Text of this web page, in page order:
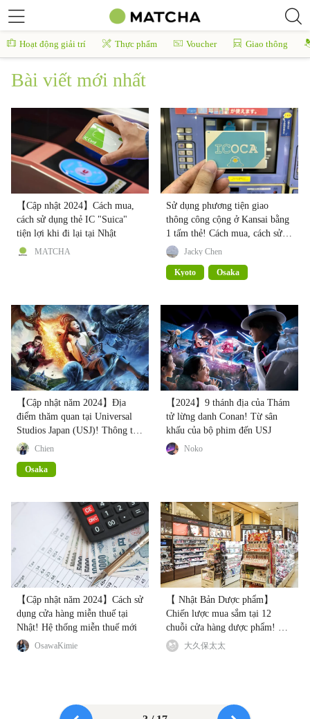
Hoạt động giải trí Thực phẩm Voucher Giao thông
Bài viết mới nhất
【Cập nhật 2024】Cách mua,
cách sử dụng thẻ IC "Suica"
tiện lợi khi đi lại tại Nhật
MATCHA
Sử dụng phương tiện giao
thông công cộng ở Kansai bằng
1 tấm thẻ! Cách mua, cách sử
dụng ICOCA
Jacky Chen
Kyoto Osaka
【Cập nhật năm 2024】Địa
điểm thăm quan tại Universal
Studios Japan (USJ)! Thông tin
vé, cách đi, khách sạn, các sự
kiện
Chien
Osaka
【2024】9 thánh địa của Thám
tử lừng danh Conan! Từ sân
khấu của bộ phim đến USJ
Noko
【Cập nhật năm 2024】Cách sử
dụng cửa hàng miễn thuế tại
Nhật! Hệ thống miễn thuế mới
OsawaKimie
【 Nhật Bản Dược phẩm】
Chiến lược mua sắm tại 12
chuỗi cửa hàng dược phẩm! So
sánh và phân tích ưu đãi (kèm
mã giảm giá độc quyền)
大久保太太